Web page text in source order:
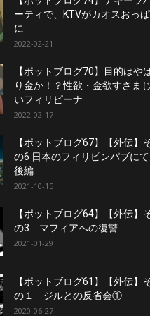
ーティで、KTVがカオスおっ
に
2022-02-21
【ポットブログ70】目的はや
り金か！？性欲・金欲すさま
いフィリピーナ
2022-02-17
【ポットブログ67】【外伝】
の6 日本のフィリピンパブにて
後編
2021-10-15
【ポットブログ64】【外伝】
の3 マフィアへの復讐
2021-01-29
【ポットブログ61】【外伝】
の１ ジルとの反省会①
2020-06-27